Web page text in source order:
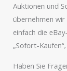
Auktionen und
übernehmen wir
einfach die
„Sofort-
Haben Sie